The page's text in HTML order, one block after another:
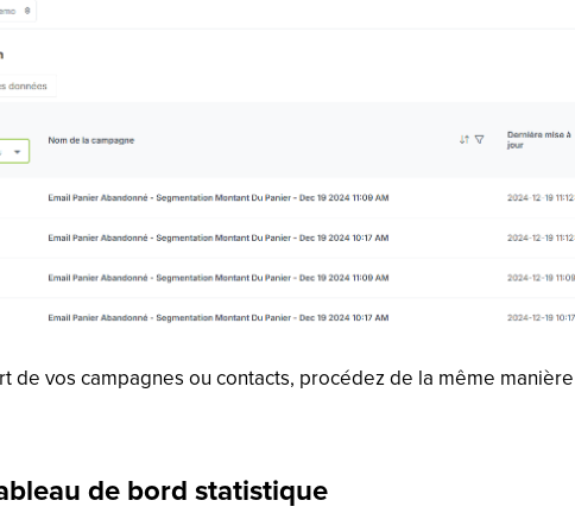
de vos campagnes ou contacts, procédez de la même
de bord statistique